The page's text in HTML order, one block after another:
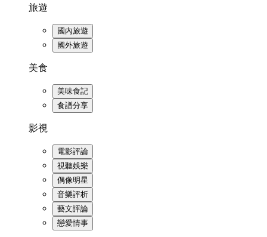
旅遊
國內旅遊
國外旅遊
美食
美味食記
食譜分享
影視
電影評論
視聽娛樂
偶像明星
音樂評析
藝文評論
戀愛情事